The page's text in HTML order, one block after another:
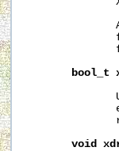
bool_t
void